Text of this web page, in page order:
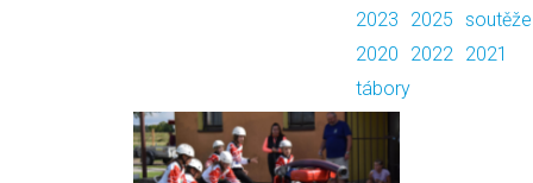
2023
2025 soutěže
2020
2022
2021
tábory